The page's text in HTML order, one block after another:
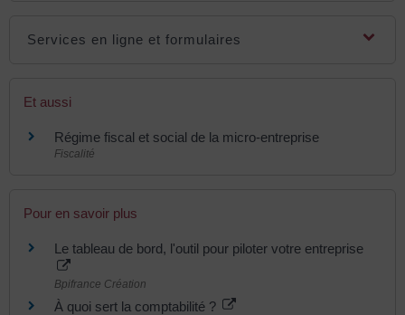
Services en ligne et formulaires
Et aussi
Régime fiscal et social de la micro-entreprise
Fiscalité
Pour en savoir plus
Le tableau de bord, l'outil pour piloter votre entreprise
Bpifrance Création
À quoi sert la comptabilité ?